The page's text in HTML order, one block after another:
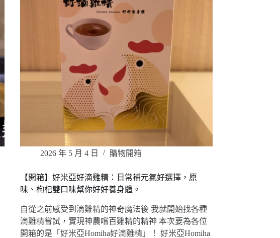
2026 年 5 月 4 日 購物開箱
【開箱】好米亞好滴雞精：日常補元氣好選擇，原
味、枸杞雙口味幫你好好養身體。
自從之前感受到滴雞精的神奇魔法後 我就開始找各種
滴雞精嘗試，實現神農嚐百雞精的精神 本次要為各位
開箱的是「好米亞Homiha好滴雞精」！ 好米亞Homiha